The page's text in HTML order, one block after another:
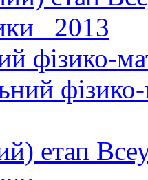
_2013
фізико-
етап